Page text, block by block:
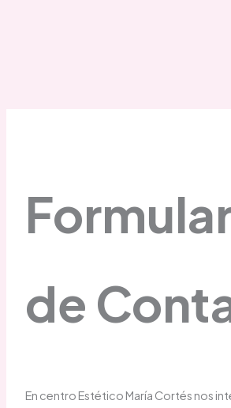
de
En centro Estético María Cortés nos